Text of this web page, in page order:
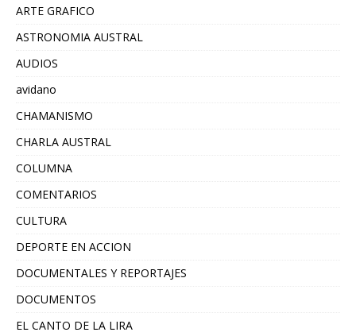
ARTE GRAFICO
ASTRONOMIA AUSTRAL
AUDIOS
avidano
CHAMANISMO
CHARLA AUSTRAL
COLUMNA
COMENTARIOS
CULTURA
DEPORTE EN ACCION
DOCUMENTALES Y REPORTAJES
DOCUMENTOS
EL CANTO DE LA LIRA